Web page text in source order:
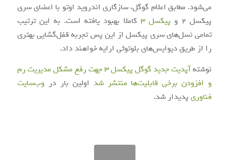
می‌شود. مطابق اعلام گوگل، سازگاری اندروید اوتو با اعضای سری
پیکسل 2 و
پیکسل 3
کاملا بهبود یافته است. به این ترتیب
تمامی نسل‌های سری پیکسل از این پس تجربه قفل‌گشایی بهتری
را از طریق دیوایس‌های بلوتوثی ارایه خواهند داد.
نوشته
آپدیت جدید گوگل پیکسل 3 جهت رفع مشکل مدیریت رم
و افزودن برخی قابلیت‌ها منتشر شد اولین بار در وب‌سایت
فناوریپدیدار شد.